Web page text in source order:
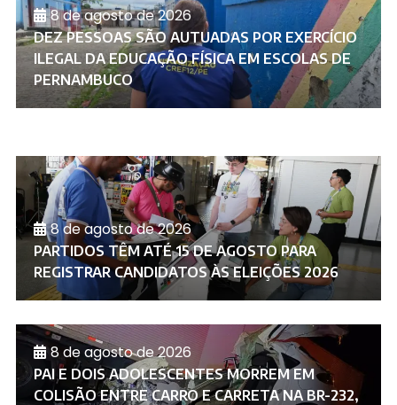
8 de agosto de 2026
DEZ PESSOAS SÃO AUTUADAS POR EXERCÍCIO
ILEGAL DA EDUCAÇÃO FÍSICA EM ESCOLAS DE
PERNAMBUCO
8 de agosto de 2026
PARTIDOS TÊM ATÉ 15 DE AGOSTO PARA
REGISTRAR CANDIDATOS ÀS ELEIÇÕES 2026
8 de agosto de 2026
PAI E DOIS ADOLESCENTES MORREM EM
COLISÃO ENTRE CARRO E CARRETA NA BR-232,